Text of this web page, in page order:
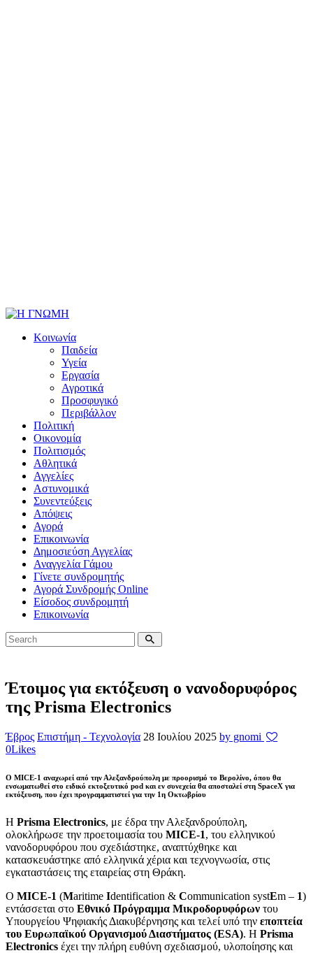
Κοινωνία
Παιδεία
Υγεία
Εργασία
Αγροτικά
Προσφυγικό
Περιβάλλον
Πολιτική
Οικονομία
Πολιτισμός
Αθλητικά
Αγγελίες
Αστυνομικά
Συνεντεύξεις
Απόψεις
Αγορά
Επικοινωνία
Δημοσιεύση Αγγελίας
Αναγγελία Γάμου
Γίνετε συνδρομητής
Αγορά Συνδρομής Online
Είσοδος συνδρομητή
Επικοινωνία
Έτοιμος για εκτόξευση ο νανοδορυφόρος
της Prisma Electronics
Έβρος Επιστήμη - Τεχνολογία 28 Ιουλίου 2025 by gnomi
0Likes
Ο MICE-1 αναχωρεί από την Αλεξανδρούπολη με προορισμό το Βερολίνο, όπου θα
ενσωματωθεί στο ειδικό εκτοξευτικό pod και εν συνεχεία θα αποσταλεί στη SpaceX για
εκτόξευση, που έχει προγραμματιστεί για την 1η Οκτωβρίου
Η Prisma Electronics, με έδρα την Αλεξανδρούπολη,
ολοκλήρωσε την προετοιμασία του MICE-1, του ελληνικού
νανοδορυφόρου που σχεδιάστηκε, αναπτύχθηκε και
κατασκευάστηκε από ελληνικά χέρια και τεχνογνωσία, στις
εγκαταστάσεις της εταιρείας στη Θράκη.
Ο MICE-1 (Maritime Identification & Communication systEm – 1)
εντάσσεται στο Εθνικό Πρόγραμμα Μικροδορυφόρων του
Υπουργείου Ψηφιακής Διακυβέρνησης και τελεί υπό την εποπτεία
του Ευρωπαϊκού Οργανισμού Διαστήματος (ESA). Η Prisma
Electronics έχει την πλήρη ευθύνη σχεδιασμού, υλοποίησης και